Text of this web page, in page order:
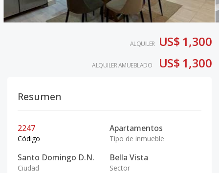
ALQUILER US$ 1,300
ALQUILER AMUEBLADO US$ 1,300
Resumen
2247
Código
Apartamentos
Tipo de inmueble
Santo Domingo D.N.
Ciudad
Bella Vista
Sector